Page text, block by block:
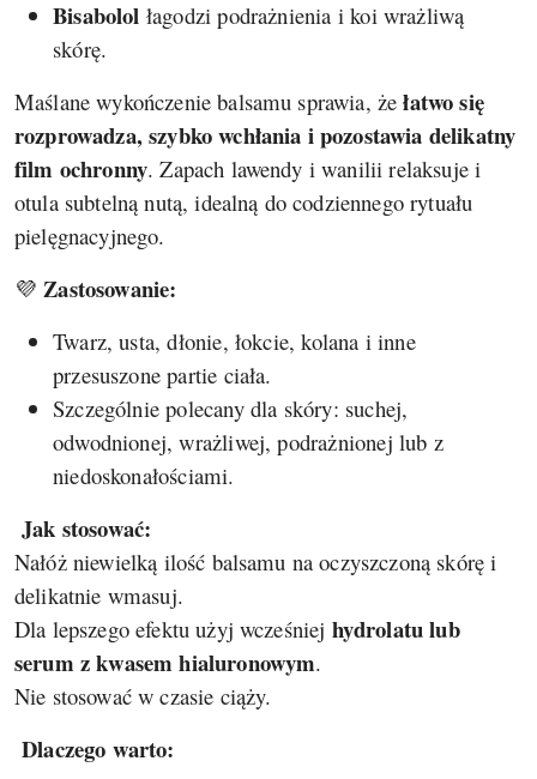
Bisabolol łagodzi podrażnienia i koi wrażliwą
skórę.
Maślane wykończenie balsamu sprawia, żełatwo się
rozprowadza, szybko wchłania i pozostawia delikatny
film ochronny. Zapach lawendy i wanilii relaksuje i
otula subtelną nutą, idealną do codziennego rytuału
pielęgnacyjnego.
💜Zastosowanie:
Twarz, usta, dłonie, łokcie, kolana i inne
przesuszone partie ciała.
Szczególnie polecany dla skóry: suchej,
odwodnionej, wrażliwej, podrażnionej lub z
niedoskonałościami.
Jak stosować:
Nałóż niewielką ilość balsamu na oczyszczoną skórę i
delikatnie wmasuj.
Dla lepszego efektu użyj wcześniej hydrolatu lub
serum z kwasem hialuronowym.
Nie stosować w czasie ciąży.
Dlaczego warto: